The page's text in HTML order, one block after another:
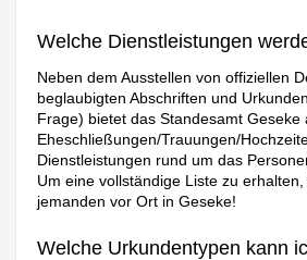
Welche Dienstleistungen
Neben dem Ausstellen von offiziellen
beglaubigten Abschriften und
Frage) bietet das Standesamt Geseke
Eheschließungen/Trauungen/
Dienstleistungen rund um das
Um eine vollständige Liste zu
jemanden vor Ort in Geseke!
Welche Urkundentypen kann